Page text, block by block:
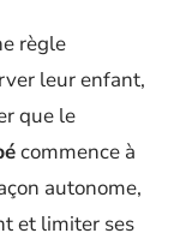
règle
leur enfant,
que le
commence à
autonome,
et limiter ses